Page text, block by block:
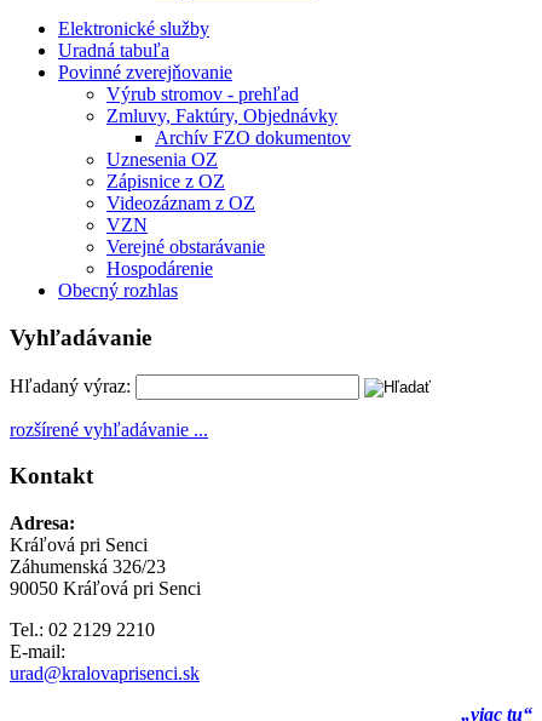
Elektronické služby
Uradná tabuľa
Povinné zverejňovanie
Výrub stromov - prehľad
Zmluvy, Faktúry, Objednávky
Archív FZO dokumentov
Uznesenia OZ
Zápisnice z OZ
Videozáznam z OZ
VZN
Verejné obstarávanie
Hospodárenie
Obecný rozhlas
Vyhľadávanie
Hľadaný výraz:
rozšírené vyhľadávanie ...
Kontakt
Adresa:
Kráľová pri Senci
Záhumenská 326/23
90050 Kráľová pri Senci
Tel.: 02 2129 2210
E-mail:
urad@kralovaprisenci.sk
„viac tu“